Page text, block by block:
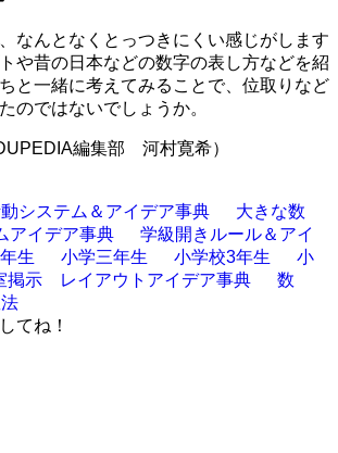
なんとなくとっつきにくい感じがします
や昔の日本などの数字の表し方などを紹
と一緒に考えてみることで、位取りなど
のではないでしょうか。
編集部 河村寛希）
システム＆アイデア事典
大きな数
アイデア事典
学級開きルール＆アイ
生 小学三年生 小学校3年生
小
掲示 レイアウトアイデア事典
数
てね！